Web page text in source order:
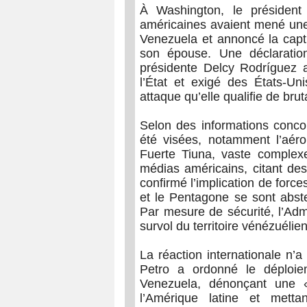
À Washington, le
américaines avaient mené
Venezuela et annoncé la
son épouse. Une
présidente Delcy
l’État et exigé des États-
attaque qu’elle qualifie de
Selon des informations
été visées, notamment
Fuerte Tiuna, vaste
médias américains, citant
confirmé l’implication de
et le Pentagone se sont
Par mesure de sécurité,
survol du territoire
La réaction internationale
Petro a ordonné le
Venezuela, dénonçant
l’Amérique latine et